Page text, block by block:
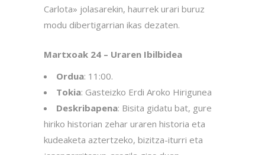
Carlota» jolasarekin, haurrek urari buruz
modu dibertigarrian ikas dezaten.
Martxoak 24 – Uraren Ibilbidea
Ordua: 11:00.
Tokia: Gasteizko Erdi Aroko Hirigunea
Deskribapena: Bisita gidatu bat, gure
hiriko historian zehar uraren historia eta
kudeaketa aztertzeko, bizitza-iturri eta